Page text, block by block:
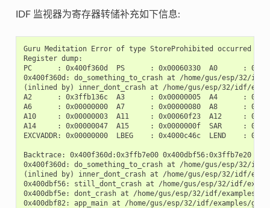
IDF 监视器为寄存器转储补充如下信息:
Guru Meditation Error of type StoreProhibited occurred on
Register dump:
PC      : 0x400f360d  PS      : 0x00060330  A0      :
0x400f360d: do_something_to_crash at /home/gus/esp/32/
(inlined by) inner_dont_crash at /home/gus/esp/32/idf/
A2      : 0x3ffb136c  A3      : 0x00000005  A4      :
A6      : 0x00000000  A7      : 0x00000080  A8      :
A10     : 0x00000003  A11     : 0x00060f23  A12     :
A14     : 0x00000047  A15     : 0x0000000f  SAR     :
EXCVADDR: 0x00000000  LBEG    : 0x4000c46c  LEND    :
Backtrace: 0x400f360d:0x3ffb7e00 0x400dbf56:0x3ffb7e20
0x400f360d: do_something_to_crash at /home/gus/esp/32/
(inlined by) inner_dont_crash at /home/gus/esp/32/idf/
0x400dbf56: still_dont_crash at /home/gus/esp/32/idf/
0x400dbf5e: dont_crash at /home/gus/esp/32/idf/
0x400dbf82: app_main at /home/gus/esp/32/idf/examples/